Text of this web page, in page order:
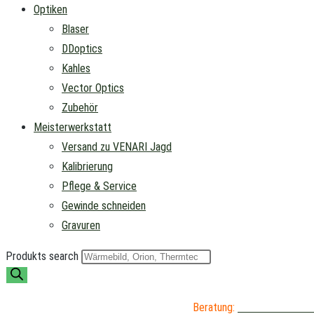
Optiken
Blaser
DDoptics
Kahles
Vector Optics
Zubehör
Meisterwerkstatt
Versand zu VENARI Jagd
Kalibrierung
Pflege & Service
Gewinde schneiden
Gravuren
Produkts search
Beratung: